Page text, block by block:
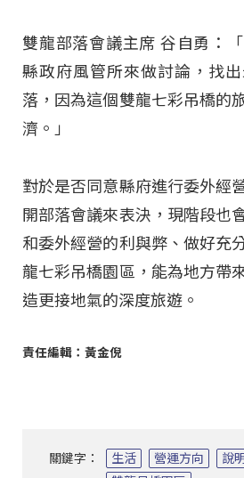
雙龍部落會議主席 谷自勇：
縣政府風管所來做討論，找
落，因為這個雙龍七彩吊橋的
濟。」
對於是否同意縣府進行委外經
開部落會議來表決，現階段也
和委外經營的利與弊、做好充
龍七彩吊橋園區，能為地方帶
造更接地氣的深度旅遊。
責任編輯：黃金倪
關鍵字： 生活 營運方向
說